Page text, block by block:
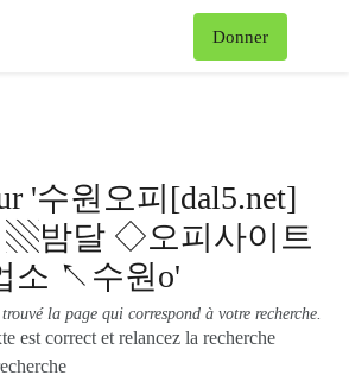
Donner
'수원오피[dal5.net]
▧밤달 ◇오피사이트
소 ↖수원o'
la page qui correspond à votre recherche.
est correct et relancez la recherche